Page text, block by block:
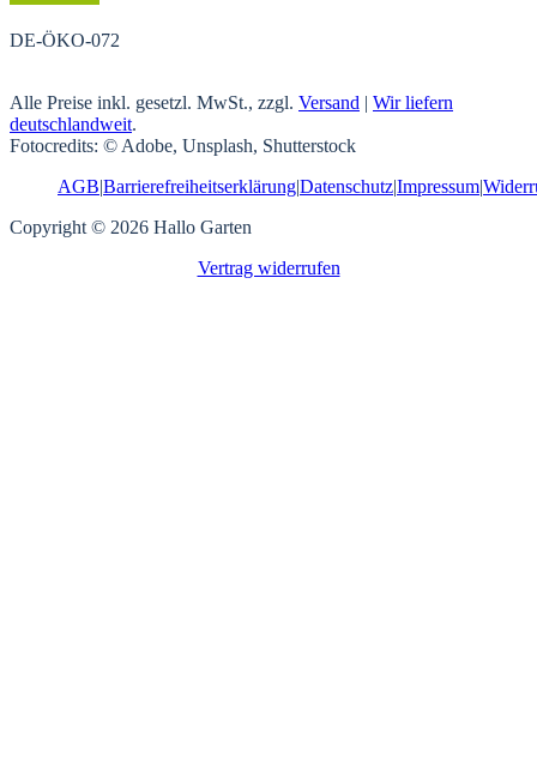
DE-ÖKO-072
Alle Preise inkl. gesetzl. MwSt., zzgl. Versand | Wir liefern
deutschlandweit.
Fotocredits: © Adobe, Unsplash, Shutterstock
AGB|Barrierefreiheitserklärung|Datenschutz|Impressum|
Copyright © 2026 Hallo Garten
Vertrag widerrufen